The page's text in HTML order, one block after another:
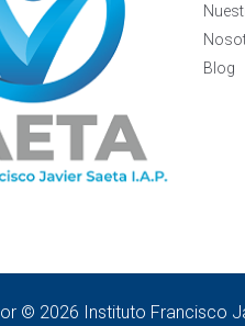
Blog
© 2026 Instituto Francisco